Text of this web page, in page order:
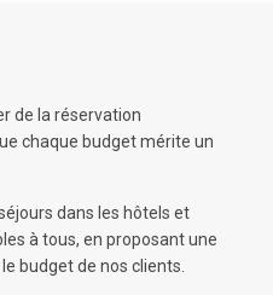
de la réservation
chaque budget mérite un
dans les hôtels et
à tous, en proposant une
budget de nos clients.